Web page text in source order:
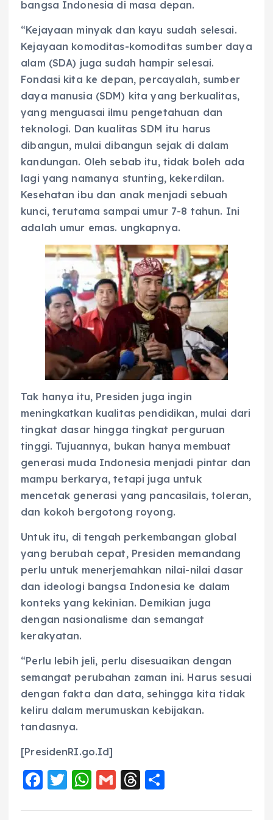
bangsa Indonesia di masa depan.
“Kejayaan minyak dan kayu sudah selesai.
Kejayaan komoditas-komoditas sumber daya
alam (SDA) juga sudah hampir selesai.
Fondasi kita ke depan, percayalah, sumber
daya manusia (SDM) kita yang berkualitas,
yang menguasai ilmu pengetahuan dan
teknologi. Dan kualitas SDM itu harus
dibangun, mulai dibangun sejak di dalam
kandungan. Oleh sebab itu, tidak boleh ada
lagi yang namanya stunting, kekerdilan.
Kesehatan ibu dan anak menjadi sebuah
kunci, terutama sampai umur 7-8 tahun. Ini
adalah umur emas. ungkapnya.
Tak hanya itu, Presiden juga ingin
meningkatkan kualitas pendidikan, mulai dari
tingkat dasar hingga tingkat perguruan
tinggi. Tujuannya, bukan hanya membuat
generasi muda Indonesia menjadi pintar dan
mampu berkarya, tetapi juga untuk
mencetak generasi yang pancasilais, toleran,
dan kokoh bergotong royong.
Untuk itu, di tengah perkembangan global
yang berubah cepat, Presiden memandang
perlu untuk menerjemahkan nilai-nilai dasar
dan ideologi bangsa Indonesia ke dalam
konteks yang kekinian. Demikian juga
dengan nasionalisme dan semangat
kerakyatan.
“Perlu lebih jeli, perlu disesuaikan dengan
semangat perubahan zaman ini. Harus sesuai
dengan fakta dan data, sehingga kita tidak
keliru dalam merumuskan kebijakan.
tandasnya.
[PresidenRI.go.Id]
F
T
W G T